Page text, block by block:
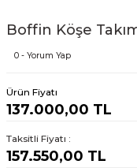
Boffin Köşe
0 - Yorum Yap
Ürün Fiyatı
137.000,00 TL
Taksitli Fiyatı :
157.550,00 TL